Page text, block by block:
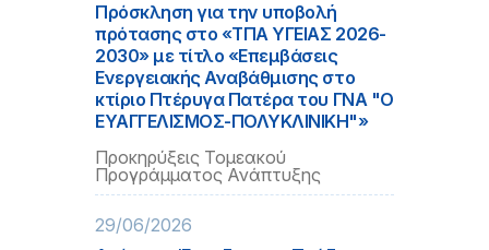
Πρόσκληση για την υποβολή
πρότασης στο «ΤΠΑ ΥΓΕΙΑΣ 2026-
2030» με τίτλο «Επεμβάσεις
Ενεργειακής Αναβάθμισης στο
κτίριο Πτέρυγα Πατέρα του ΓΝΑ "Ο
ΕΥΑΓΓΕΛΙΣΜΟΣ-ΠΟΛΥΚΛΙΝΙΚΗ"»
Προκηρύξεις Τομεακού
Προγράμματος Ανάπτυξης
29/06/2026